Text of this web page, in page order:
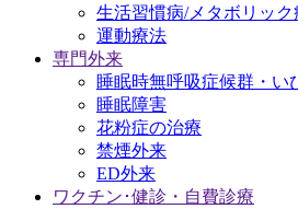
生活習慣病/メタボリッ
運動療法
専門外来
睡眠時無呼吸症候群・い
睡眠障害
花粉症の治療
禁煙外来
ED外来
ワクチン･健診・自費診療